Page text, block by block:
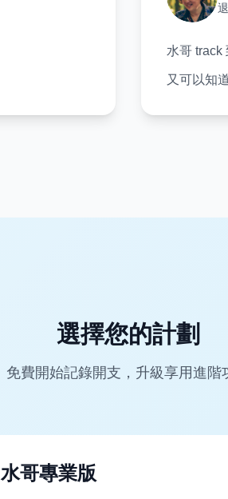
水哥 track
又可以知
選擇您的計劃
免費開始記錄開支，升級享用進階
水哥專業版